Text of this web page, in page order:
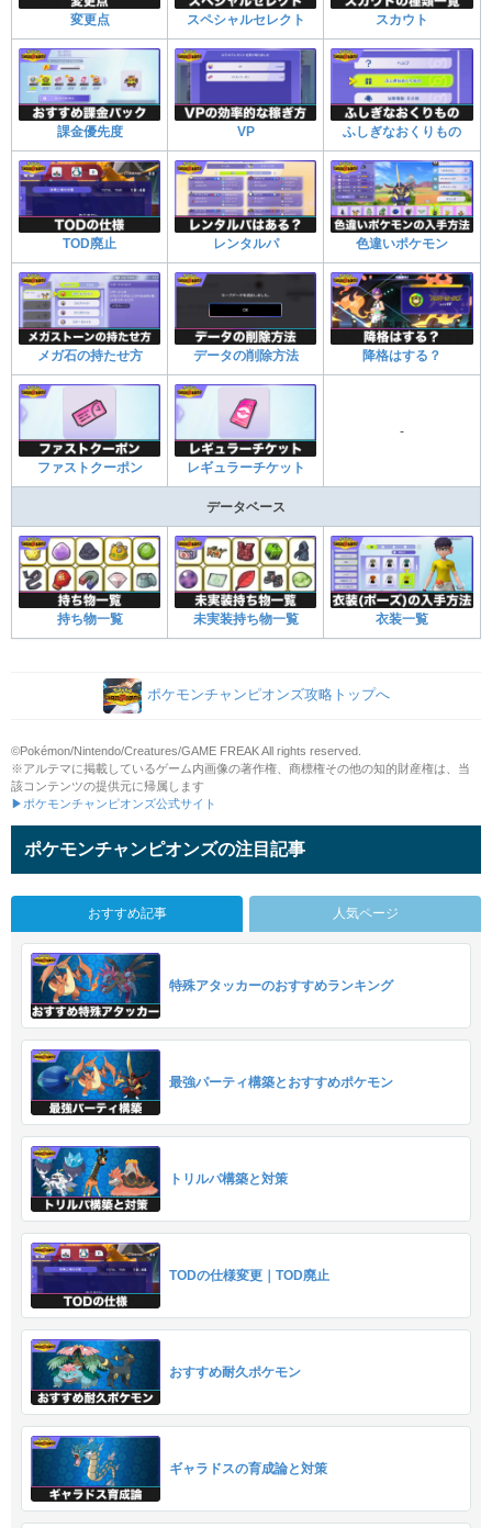
変更点 スペシャルセレクト スカウト
課金優先度 VP ふしぎなおくりもの
TOD廃止 レンタルパ 色違いポケモン
メガ石の持たせ方 データの削除方法 降格はする？
ファストクーポン レギュラーチケット
-
データベース
持ち物一覧 未実装持ち物一覧 衣装一覧
ポケモンチャンピオンズ攻略トップへ
©Pokémon/Nintendo/Creatures/GAME FREAK All rights reserved.
※アルテマに掲載しているゲーム内画像の著作権、商標権その他の知的財産権は、当
該コンテンツの提供元に帰属します
▶ポケモンチャンピオンズ公式サイト
ポケモンチャンピオンズの注目記事
おすすめ記事 人気ページ
特殊アタッカーのおすすめランキング
最強パーティ構築とおすすめポケモン
トリルパ構築と対策
TODの仕様変更｜TOD廃止
おすすめ耐久ポケモン
ギャラドスの育成論と対策